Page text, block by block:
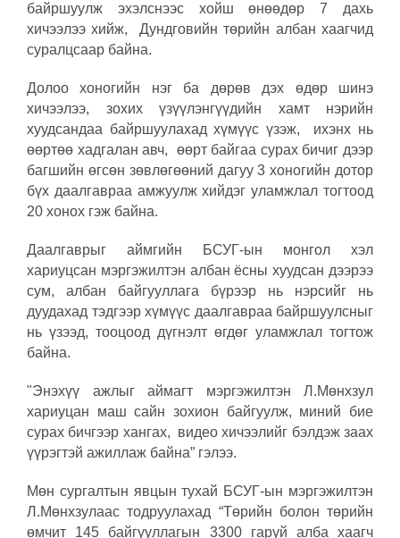
байршуулж эхэлснээс хойш өнөөдөр 7 дахь
хичээлээ хийж, Дундговийн төрийн албан хаагчид
суралцсаар байна.
Долоо хоногийн нэг ба дөрөв дэх өдөр шинэ
хичээлээ, зохих үзүүлэнгүүдийн хамт нэрийн
хуудсандаа байршуулахад хүмүүс үзэж, ихэнх нь
өөртөө хадгалан авч, өөрт байгаа сурах бичиг дээр
багшийн өгсөн зөвлөгөөний дагуу 3 хоногийн дотор
бүх даалгавраа амжуулж хийдэг уламжлал тогтоод
20 хонох гэж байна.
Даалгаврыг аймгийн БСУГ-ын монгол хэл
хариуцсан мэргэжилтэн албан ёсны хуудсан дээрээ
сум, албан байгууллага бүрээр нь нэрсийг нь
дуудахад тэдгээр хүмүүс даалгавраа байршуулсныг
нь үзээд, тооцоод дүгнэлт өгдөг уламжлал тогтож
байна.
"Энэхүү ажлыг аймагт мэргэжилтэн Л.Мөнхзул
хариуцан маш сайн зохион байгуулж, миний бие
сурах бичгээр хангах, видео хичээлийг бэлдэж заах
үүрэгтэй ажиллаж байна” гэлээ.
Мөн сургалтын явцын тухай БСУГ-ын мэргэжилтэн
Л.Мөнхзулаас тодруулахад “Төрийн болон төрийн
өмчит 145 байгууллагын 3300 гаруй алба хаагч